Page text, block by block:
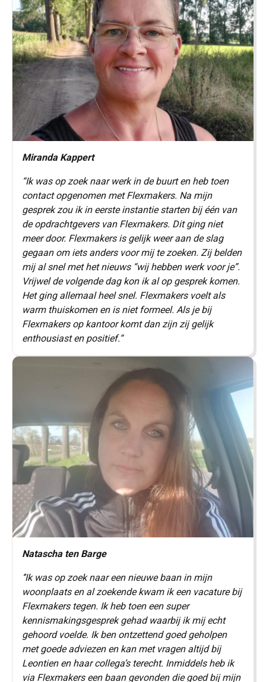
Miranda Kappert
“Ik was op zoek naar werk in de buurt en heb toen
contact opgenomen met Flexmakers. Na mijn
gesprek zou ik in eerste instantie starten bij één van
de opdrachtgevers van Flexmakers. Dit ging niet
meer door. Flexmakers is gelijk weer aan de slag
gegaan om iets anders voor mij te zoeken. Zij belden
mij al snel met het nieuws “wij hebben werk voor je”.
Vrijwel de volgende dag kon ik al op gesprek komen.
Het ging allemaal heel snel. Flexmakers voelt als
warm thuiskomen en is niet formeel. Als je bij
Flexmakers op kantoor komt dan zijn zij gelijk
enthousiast en positief.“
Natascha ten Barge
‘’Ik was op zoek naar een nieuwe baan in mijn
woonplaats en al zoekende kwam ik een vacature bij
Flexmakers tegen. Ik heb toen een super
kennismakingsgesprek gehad waarbij ik mij echt
gehoord voelde. Ik ben ontzettend goed geholpen
met goede adviezen en kan met vragen altijd bij
Leontien en haar collega’s terecht. Inmiddels heb ik
via Flexmakers een baan gevonden die goed bij mijn